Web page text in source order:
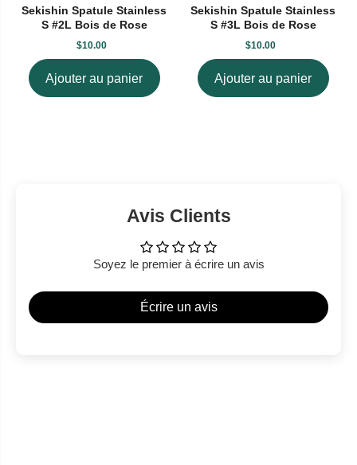
Sekishin Spatule Stainless
S #2L Bois de Rose
$10.00
Ajouter au panier
Sekishin Spatule Stainless
S #3L Bois de Rose
$10.00
Ajouter au panier
Avis Clients
Soyez le premier à écrire un avis
Écrire un avis